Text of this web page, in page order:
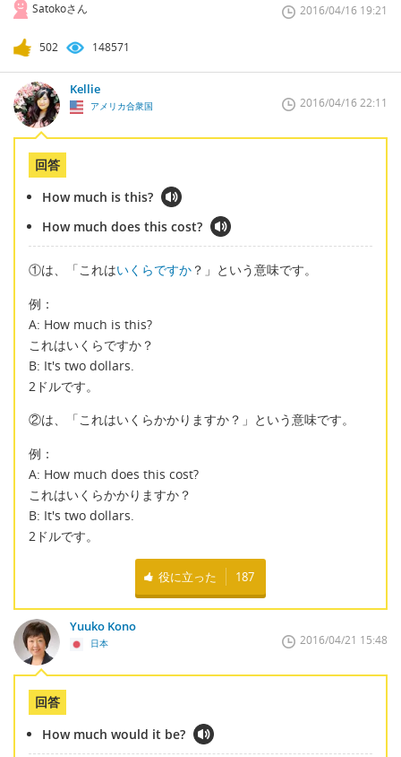
Satokoさん 2016/04/16 19:21
502 148571
Kellie
アメリカ合衆国 2016/04/16 22:11
回答
How much is this?
How much does this cost?
①は、「これはいくらですか ？」という意味です。
例：
A: How much is this?
これはいくらですか？
B: It's two dollars.
2ドルです。
②は、「これはいくらかかりますか？」という意味です。
例：
A: How much does this cost?
これはいくらかかりますか？
B: It's two dollars.
2ドルです。
役に立った 187
Yuuko Kono
日本 2016/04/21 15:48
回答
How much would it be?